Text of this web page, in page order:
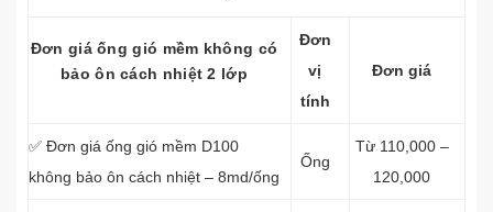
Đơn giá ống gió mềm không có
bảo ôn cách nhiệt 2 lớp
Đơn
vị
tính
Đơn giá
✅ Đơn giá ống gió mềm D100
không bảo ôn cách nhiệt – 8md/ống
Ống
Từ 110,000 –
120,000